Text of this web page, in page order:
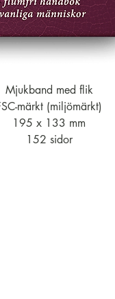
Mjukband med flik
märkt (miljömärkt)
195 x 133 mm
152 sidor